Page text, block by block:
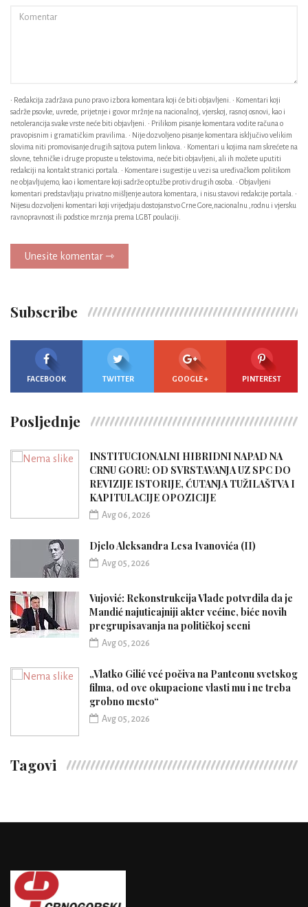
• Redakcija zadržava puno pravo izbora komentara koji će biti objavljeni. • Komentari koji
sadrže psovke, uvrede, prijetnje i govor mržnje na nacionalnoj, vjerskoj, rasnoj osnovi, kao i
netolerancija svake vrste neće biti objavljeni. • Prilikom pisanje komentara vodite računa o
pravopisnim i gramatičkim pravilima. • Nije dozvoljeno pisanje komentara isključivo velikim
slovima niti promovisanje drugih sajtova putem linkova. • Komentari u kojima nam skrećete na
slovne, tehničke i druge propuste u tekstovima, neće biti objavljeni, ali ih možete uputiti
redakciji na kontakt stranici portala. • Komentare i sugestije u vezi sa uređivačkom politikom
ne objavljujemo, kao i komentare koji sadrže optužbe protiv drugih osoba. • Objavljeni
komentari predstavljaju privatno mišljenje autora komentara, i nisu stavovi redakcije portala. •
Nijesu dozvoljeni komentari koji vrijedjaju dostojanstvo Crne Gore,nacionalnu ,rodnu i vjersku
ravnopravnost ili podstice mrznja prema LGBT poulaciji.
Unesite komentar ⇾
Subscribe
FACEBOOK TWITTER GOOGLE + PINTEREST
Posljednje
INSTITUCIONALNI HIBRIDNI NAPAD NA
CRNU GORU: OD SVRSTAVANJA UZ SPC DO
REVIZIJE ISTORIJE, ĆUTANJA TUŽILAŠTVA I
KAPITULACIJE OPOZICIJE
Avg 06, 2026
Djelo Aleksandra Lesa Ivanovića (II)
Avg 05, 2026
Vujović: Rekonstrukcija Vlade potvrdila da je
Mandić najuticajniji akter većine, biće novih
pregrupisavanja na političkoj sceni
Avg 05, 2026
„Vlatko Gilić već počiva na Panteonu svetskog
filma, od ove okupacione vlasti mu i ne treba
grobno mesto“
Avg 05, 2026
Tagovi